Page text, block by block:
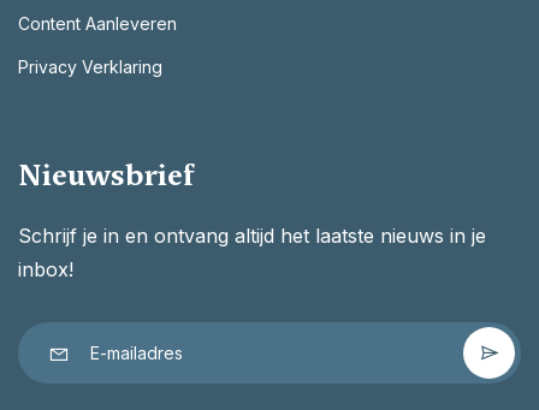
Content Aanleveren
Privacy Verklaring
Nieuwsbrief
Schrijf je in en ontvang altijd het laatste nieuws in je
inbox!